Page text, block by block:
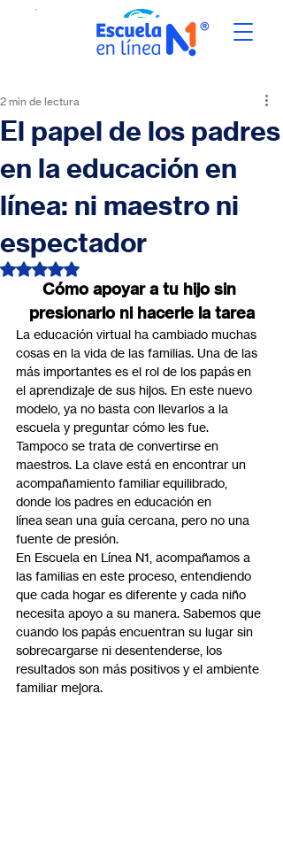
El papel de los padres
en la educación en
línea: ni maestro ni
espectador
2 min de lectura
Obtuvo NaN de 5 estrellas.
Cómo apoyar a tu hijo sin
presionarlo ni hacerle la tarea
La educación virtual ha cambiado muchas
cosas en la vida de las familias. Una de las
más importantes es el rol de los papás en
el aprendizaje de sus hijos. En este nuevo
modelo, ya no basta con llevarlos a la
escuela y preguntar cómo les fue.
Tampoco se trata de convertirse en
maestros. La clave está en encontrar un
acompañamiento familiar equilibrado,
donde los padres en educación en
línea sean una guía cercana, pero no una
fuente de presión.
En Escuela en Línea N1, acompañamos a
las familias en este proceso, entendiendo
que cada hogar es diferente y cada niño
necesita apoyo a su manera. Sabemos que
cuando los papás encuentran su lugar sin
sobrecargarse ni desentenderse, los
resultados son más positivos y el ambiente
familiar mejora.